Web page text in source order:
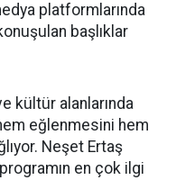
platformlarında
başlıklar
kültür alanlarında
eğlenmesini hem
Neşet Ertaş
en çok ilgi